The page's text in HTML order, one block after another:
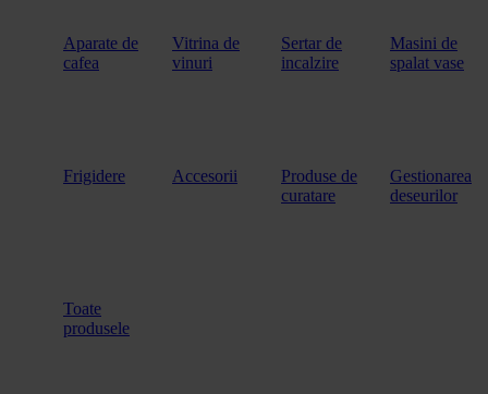
Aparate de
cafea
Vitrina de
vinuri
Sertar de
incalzire
Masini de
spalat vase
Frigidere Accesorii
Produse de
curatare
Gestionarea
deseurilor
Toate
produsele